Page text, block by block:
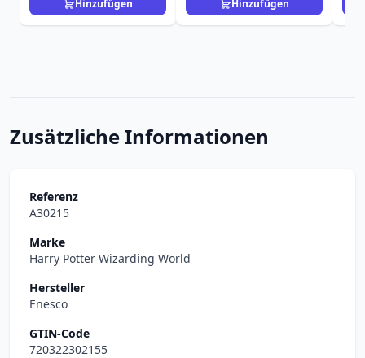
Hinzufügen Hinzufügen
Zusätzliche Informationen
Referenz
A30215
Marke
Harry Potter Wizarding World
Hersteller
Enesco
GTIN-Code
720322302155